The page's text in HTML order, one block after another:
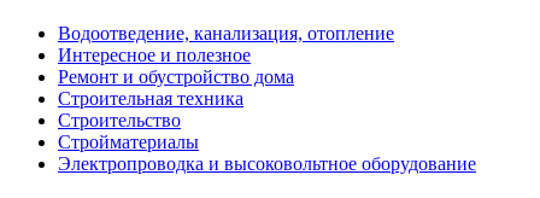
Водоотведение, канализация, отопление
Интересное и полезное
Ремонт и обустройство дома
Строительная техника
Строительство
Стройматериалы
Электропроводка и высоковольтное оборудование